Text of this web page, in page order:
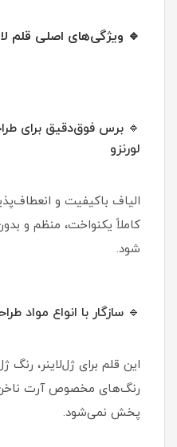
🔹 ویژگی‌های اصلی قلم لاینر
🔹 برس فوق‌دقیق برای
لورنزو
الیاف باکیفیت و
کاملاً یکنواخت، منظم و
شود.
🔹 سازگار با انواع مواد
این قلم برای ژل‌لاینر،
رنگ‌های مخصوص آرت
پخش نمی‌شود.